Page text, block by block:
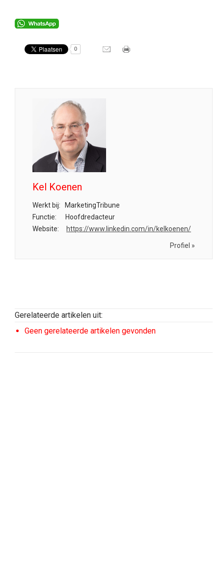
0
Kel Koenen
Werkt bij:
MarketingTribune
Functie:
Hoofdredacteur
Website:
https://www.linkedin.com/in/kelkoenen/
Profiel »
Gerelateerde artikelen uit:
Geen gerelateerde artikelen gevonden